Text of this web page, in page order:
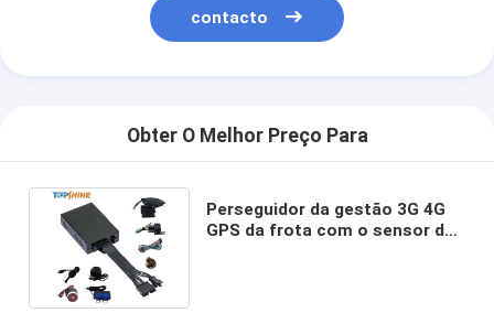
contacto
Obter O Melhor Preço Para
Perseguidor da gestão 3G 4G
GPS da frota com o sensor do